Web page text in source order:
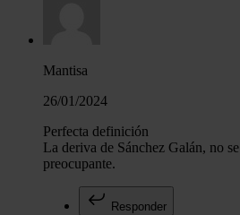
Mantisa
26/01/2024
Perfecta definición
La deriva de Sánchez Galán, no
preocupante.
Responder